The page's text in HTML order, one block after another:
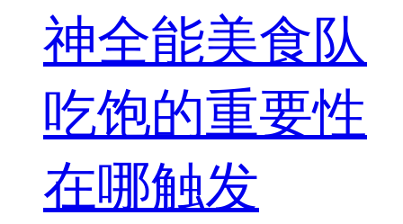
神全能美食队
吃饱的重要性
在哪触发